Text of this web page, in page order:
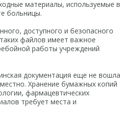
материалы, используемые в
больницы.
доступного и безопасного
файлов имеет важное
работы учреждений
документация еще не вошла
Хранение бумажных копий
фармацевтических
требует места и